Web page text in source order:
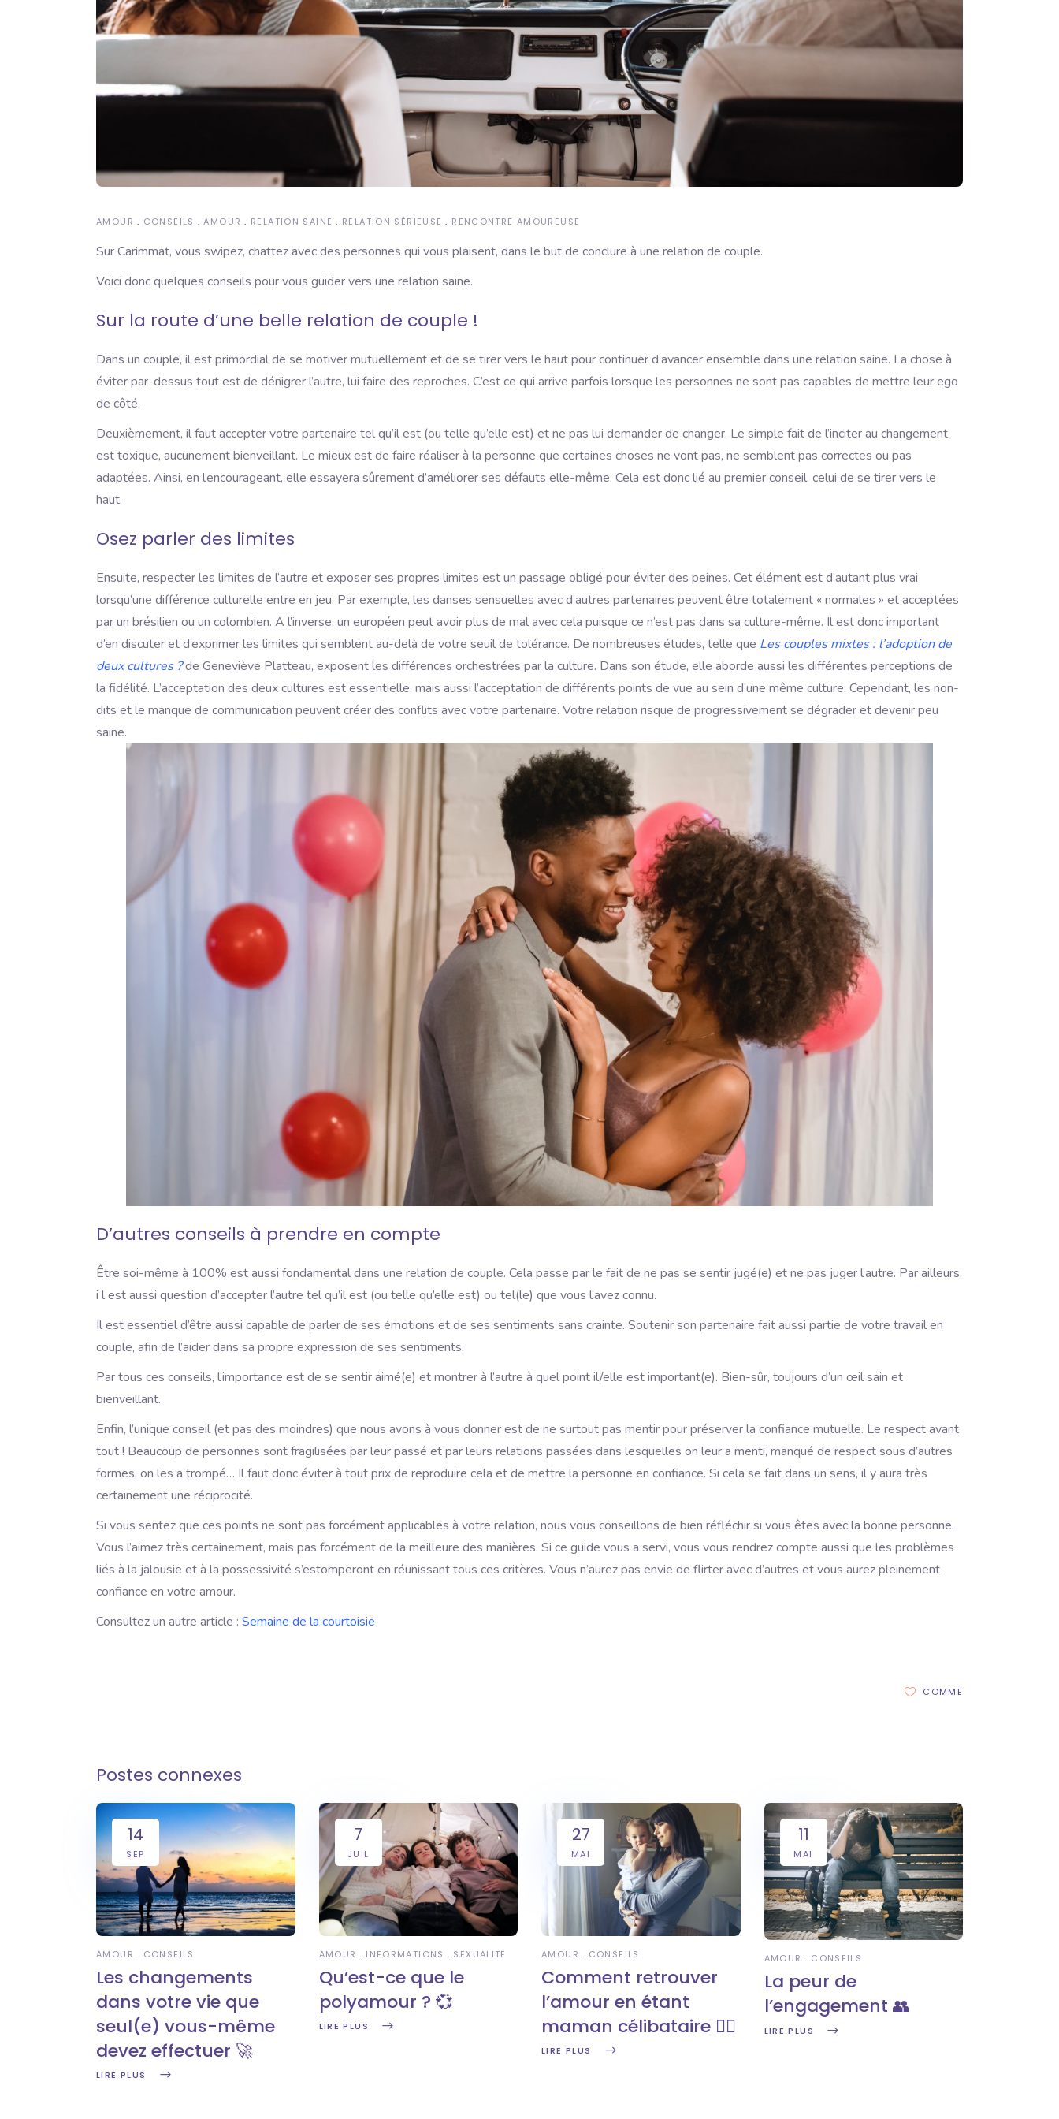
AMOUR CONSEILS AMOUR RELATION SAINE RELATION SÉRIEUSE RENCONTRE AMOUREUSE
Sur Carimmat, vous swipez, chattez avec des personnes qui vous plaisent, dans le but de conclure à une relation de couple.
Voici donc quelques conseils pour vous guider vers une relation saine.
Sur la route d’une belle relation de couple !
Dans un couple, il est primordial de se motiver mutuellement et de se tirer vers le haut pour continuer d’avancer ensemble dans une relation saine. La chose à
éviter par-dessus tout est de dénigrer l’autre, lui faire des reproches. C’est ce qui arrive parfois lorsque les personnes ne sont pas capables de mettre leur ego
de côté.
Deuxièmement, il faut accepter votre partenaire tel qu’il est (ou telle qu’elle est) et ne pas lui demander de changer. Le simple fait de l’inciter au changement
est toxique, aucunement bienveillant. Le mieux est de faire réaliser à la personne que certaines choses ne vont pas, ne semblent pas correctes ou pas
adaptées. Ainsi, en l’encourageant, elle essayera sûrement d’améliorer ses défauts elle-même. Cela est donc lié au premier conseil, celui de se tirer vers le
haut.
Osez parler des limites
Ensuite, respecter les limites de l’autre et exposer ses propres limites est un passage obligé pour éviter des peines. Cet élément est d’autant plus vrai
lorsqu’une différence culturelle entre en jeu. Par exemple, les danses sensuelles avec d’autres partenaires peuvent être totalement « normales » et acceptées
par un brésilien ou un colombien. A l’inverse, un européen peut avoir plus de mal avec cela puisque ce n’est pas dans sa culture-même. Il est donc important
d’en discuter et d’exprimer les limites qui semblent au-delà de votre seuil de tolérance. De nombreuses études, telle que Les couples mixtes : l’adoption de
deux cultures ?de Geneviève Platteau, exposent les différences orchestrées par la culture. Dans son étude, elle aborde aussi les différentes perceptions de
la fidélité. L’acceptation des deux cultures est essentielle, mais aussi l’acceptation de différents points de vue au sein d’une même culture. Cependant, les non-
dits et le manque de communication peuvent créer des conflits avec votre partenaire. Votre relation risque de progressivement se dégrader et devenir peu
saine.
D’autres conseils à prendre en compte
Être soi-même à 100% est aussi fondamental dans une relation de couple. Cela passe par le fait de ne pas se sentir jugé(e) et ne pas juger l’autre. Par ailleurs,
i l est aussi question d’accepter l’autre tel qu’il est (ou telle qu’elle est) ou tel(le) que vous l’avez connu.
Il est essentiel d’être aussi capable de parler de ses émotions et de ses sentiments sans crainte. Soutenir son partenaire fait aussi partie de votre travail en
couple, afin de l’aider dans sa propre expression de ses sentiments.
Par tous ces conseils, l’importance est de se sentir aimé(e) et montrer à l’autre à quel point il/elle est important(e). Bien-sûr, toujours d’un œil sain et
bienveillant.
Enfin, l’unique conseil (et pas des moindres) que nous avons à vous donner est de ne surtout pas mentir pour préserver la confiance mutuelle. Le respect avant
tout ! Beaucoup de personnes sont fragilisées par leur passé et par leurs relations passées dans lesquelles on leur a menti, manqué de respect sous d’autres
formes, on les a trompé… Il faut donc éviter à tout prix de reproduire cela et de mettre la personne en confiance. Si cela se fait dans un sens, il y aura très
certainement une réciprocité.
Si vous sentez que ces points ne sont pas forcément applicables à votre relation, nous vous conseillons de bien réfléchir si vous êtes avec la bonne personne.
Vous l’aimez très certainement, mais pas forcément de la meilleure des manières. Si ce guide vous a servi, vous vous rendrez compte aussi que les problèmes
liés à la jalousie et à la possessivité s’estomperont en réunissant tous ces critères. Vous n’aurez pas envie de flirter avec d’autres et vous aurez pleinement
confiance en votre amour.
Consultez un autre article : Semaine de la courtoisie
COMME
Postes connexes
14
SEP
AMOUR CONSEILS
Les changements
dans votre vie que
seul(e) vous-même
devez effectuer 🚀
LIRE PLUS
7
JUIL
AMOUR INFORMATIONS SEXUALITÉ
Qu’est-ce que le
polyamour ? 💞
LIRE PLUS
27
MAI
AMOUR CONSEILS
Comment retrouver
l’amour en étant
maman célibataire 🙍‍♀️
LIRE PLUS
11
MAI
AMOUR CONSEILS
La peur de
l’engagement 👥
LIRE PLUS